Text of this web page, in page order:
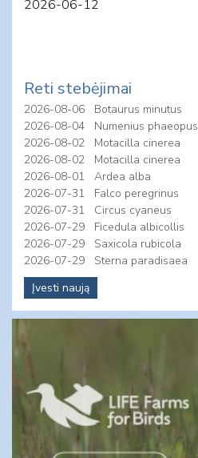
2026-06-12
Reti stebėjimai
2026-08-06
Botaurus minutus
2026-08-04
Numenius phaeopus
2026-08-02
Motacilla cinerea
2026-08-02
Motacilla cinerea
2026-08-01
Ardea alba
2026-07-31
Falco peregrinus
2026-07-31
Circus cyaneus
2026-07-29
Ficedula albicollis
2026-07-29
Saxicola rubicola
2026-07-29
Sterna paradisaea
Įvesti naują